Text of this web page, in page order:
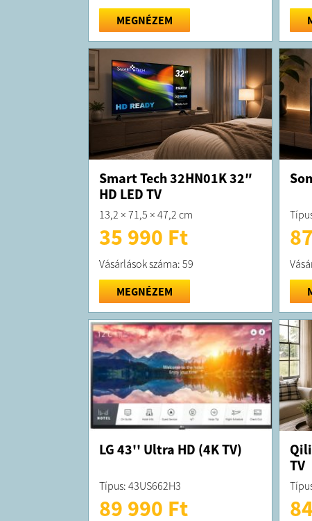
MEGNÉZEM
Smart Tech 32HN01K 32″
HD LED TV
13,2 × 71,5 × 47,2 cm
35 990 Ft
Vásárlások száma: 59
MEGNÉZEM
LG 43'' Ultra HD (4K TV)
Típus: 43US662H3
89 990 Ft
TV